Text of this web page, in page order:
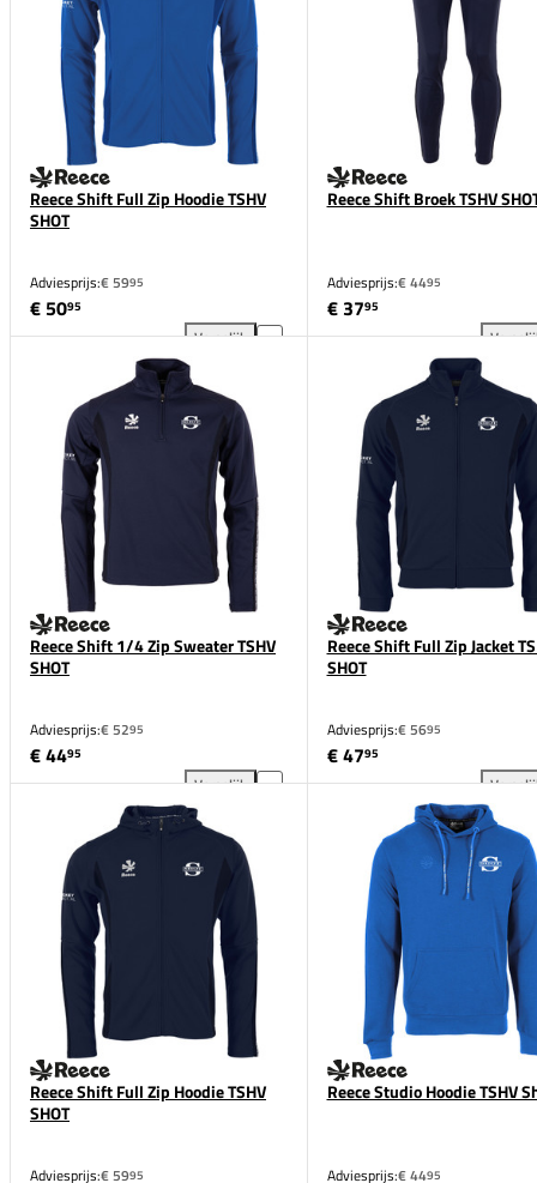
Reece Shift Full Zip Hoodie TSHV
SHOT
Adviesprijs:€ 5995
€ 5095
Vergelijk
Reece Shift Full Zip Hoodie TSHV SHOT
Reece Shift Broek TSHV
Adviesprijs:€ 4495
€ 3795
Reece Shift 1/4 Zip Sweater TSHV
SHOT
Adviesprijs:€ 5295
€ 4495
Vergelijk
Reece Shift 1/4 Zip Sweater TSHV SHOT
Reece Shift Full Zip Jacket
SHOT
Adviesprijs:€ 5695
€ 4795
Reece Shift Full Zip Hoodie TSHV
SHOT
Adviesprijs:€ 5995
Reece Studio Hoodie TSHV
Adviesprijs:€ 4495